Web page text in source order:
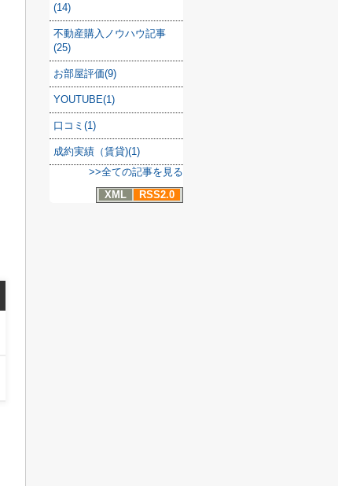
(14)
不動産購入ノウハウ記事
(25)
お部屋評価(9)
YOUTUBE(1)
口コミ(1)
成約実績（賃貸)(1)
>>全ての記事を見る
XML
RSS2.0